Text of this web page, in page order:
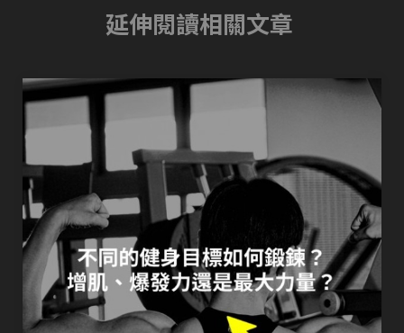
延伸閱讀相關文章